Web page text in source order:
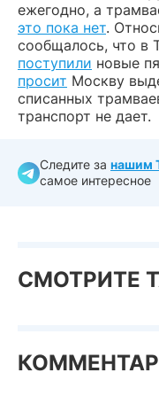
ежегодно, а
это пока нет.
сообщалось, что в
поступили новые
просит Москву
списанных
транспорт не дает.
Следите за нашим
самое интересное
СМОТРИТЕ